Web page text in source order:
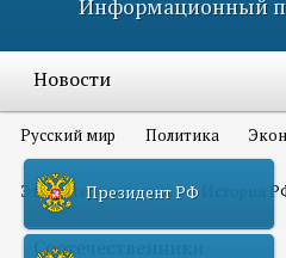
Информационный
Новости
Русский мир Политика
Это интересно всем История
Соотечественники
Президент РФ